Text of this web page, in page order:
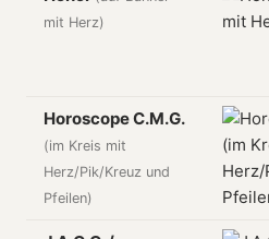
mit Herz)
Horoscope C.M.G.
(im Kreis mit
Herz/Pik/Kreuz und
Pfeilen)